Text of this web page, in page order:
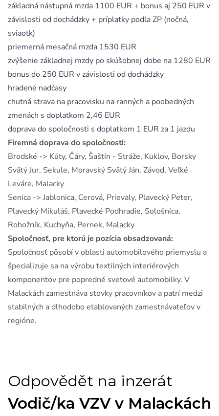
základná nástupná mzda 1100 EUR + bonus aj 250 EUR v
závislosti od dochádzky + príplatky podľa ZP (nočná,
sviaotk)
priemerná mesačná mzda 1530 EUR
zvýšenie základnej mzdy po skúšobnej dobe na 1280 EUR
bonus do 250 EUR v závislosti od dochádzky
hradené nadčasy
chutná strava na pracovisku na ranných a poobedných
zmenách s doplatkom 2,46 EUR
doprava do spoločnosti s doplatkom 1 EUR za 1 jazdu
Firemná doprava do spoločnosti:
Brodské -> Kúty, Čáry, Šaštín - Stráže, Kuklov, Borsky
Svätý Jur, Sekule, Moravský Svätý Ján, Závod, Veľké
Leváre, Malacky
Senica -> Jablonica, Cerová, Prievaly, Plavecký Peter,
Plavecký Mikuláš, Plavecké Podhradie, Sološnica,
Rohožník, Kuchyňa, Pernek, Malacky
Spoločnosť, pre ktorú je pozícia obsadzovaná:
Spoločnosť pôsobí v oblasti automobilového priemyslu a
špecializuje sa na výrobu textilných interiérových
komponentov pre popredné svetové automobilky. V
Malackách zamestnáva stovky pracovníkov a patrí medzi
stabilných a dlhodobo etablovaných zamestnávateľov v
regióne.